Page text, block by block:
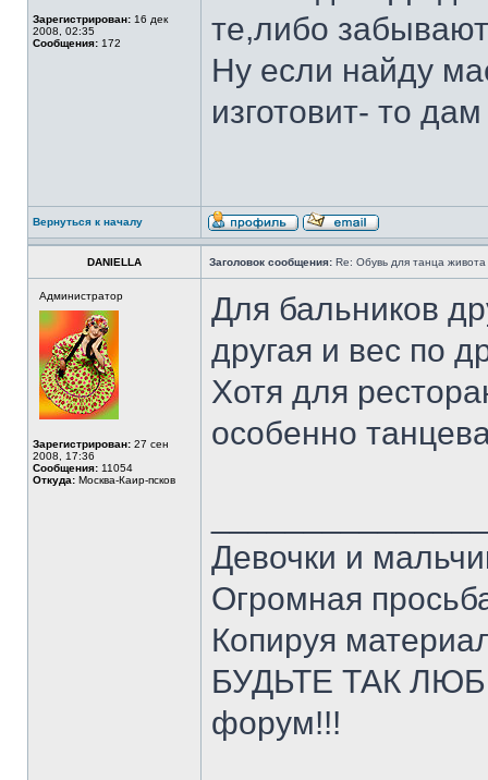
Зарегистрирован: 16 дек
2008, 02:35
Сообщения: 172
те,либо
Ну если найду
изготовит- то
Вернуться к началу
DANIELLA Заголовок сообщения: Re: Обувь для танца живота
Администратор
Зарегистрирован: 27 сен
2008, 17:36
Сообщения: 11054
Откуда: Москва-Каир-псков
Для бальников
другая и вес по
Хотя для
особенно
Девочки и
Огромная
Копируя
БУДЬТЕ ТАК
форум!!!